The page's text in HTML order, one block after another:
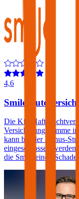
4,6
Smile
Die Kfz-
Versicherungssumme
kann bei der Bonus-
eingeschlossen
die Smile einen